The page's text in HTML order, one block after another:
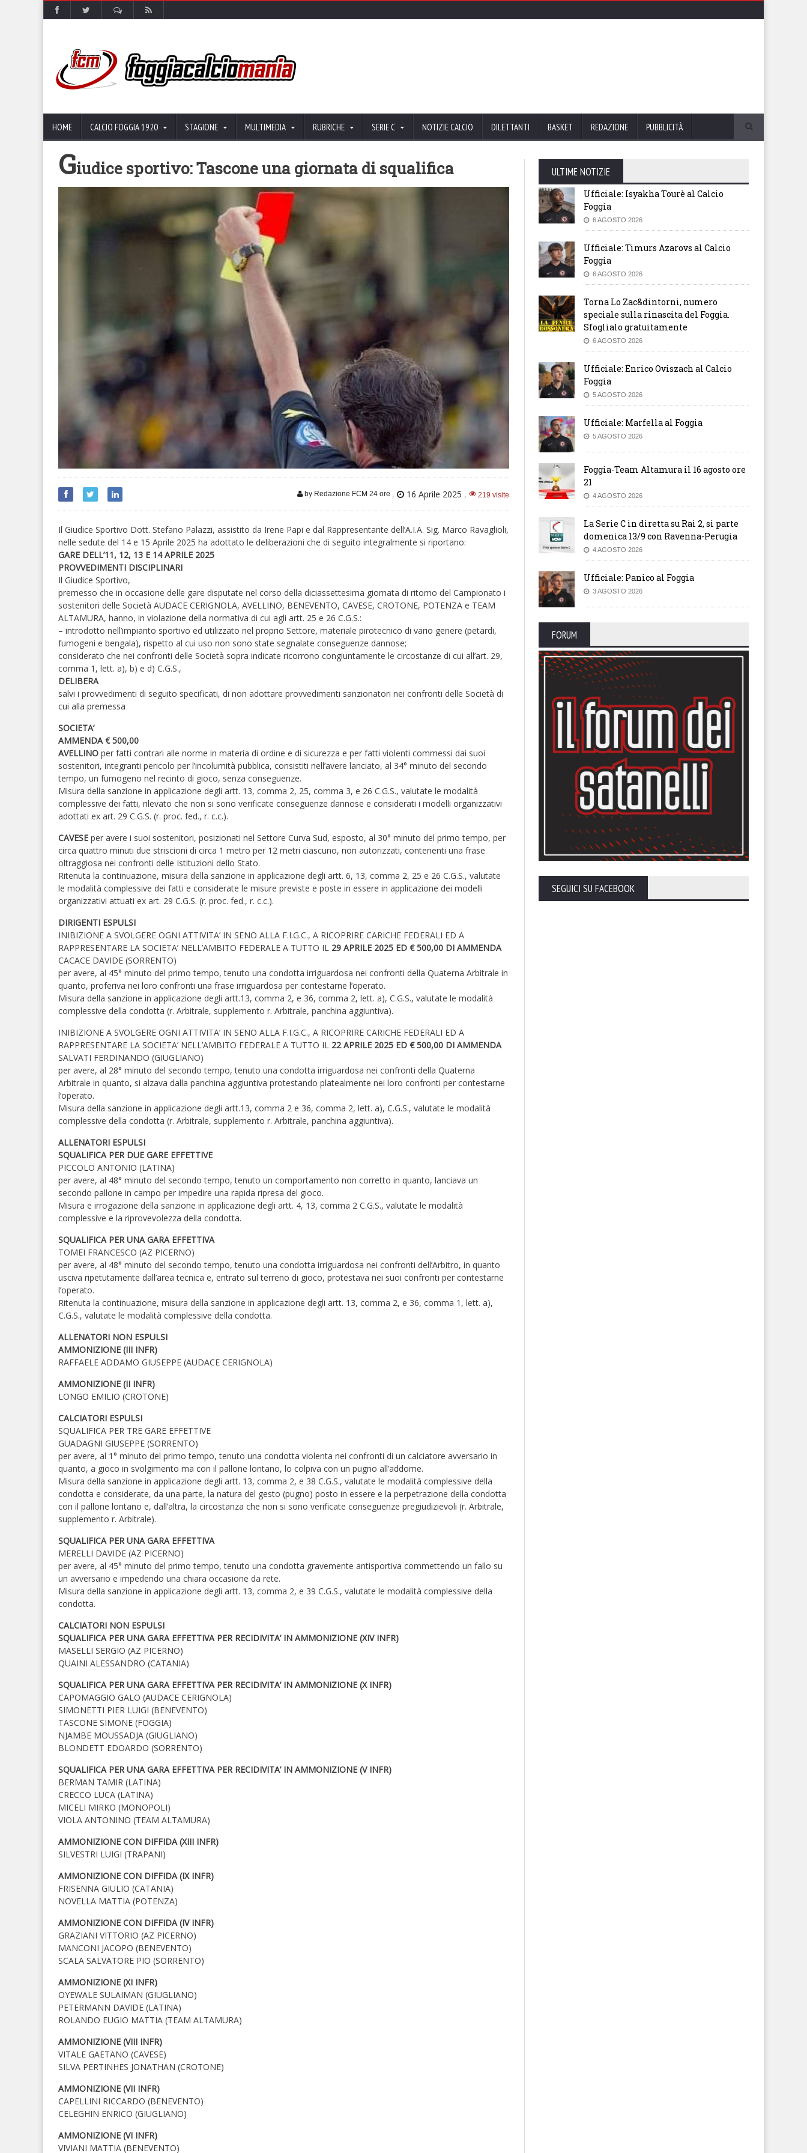
HOME CALCIO FOGGIA 1920 STAGIONE MULTIMEDIA RUBRICHE SERIE C NOTIZIE CALCIO DILETTANTI BASKET REDAZIONE PUBBLICITÀ
Giudice sportivo: Tascone una giornata di squalifica
by Redazione FCM 24 ore , 16 Aprile 2025 , 219 visite
Il Giudice Sportivo Dott. Stefano Palazzi, assistito da Irene Papi e dal Rappresentante dell’A.I.A. Sig. Marco Ravaglioli,
nelle sedute del 14 e 15 Aprile 2025 ha adottato le deliberazioni che di seguito integralmente si riportano:
GARE DELL’11, 12, 13 E 14 APRILE 2025
PROVVEDIMENTI DISCIPLINARI
Il Giudice Sportivo,
premesso che in occasione delle gare disputate nel corso della diciassettesima giornata di ritorno del Campionato i
sostenitori delle Società AUDACE CERIGNOLA, AVELLINO, BENEVENTO, CAVESE, CROTONE, POTENZA e TEAM
ALTAMURA, hanno, in violazione della normativa di cui agli artt. 25 e 26 C.G.S.:
– introdotto nell’impianto sportivo ed utilizzato nel proprio Settore, materiale pirotecnico di vario genere (petardi,
fumogeni e bengala), rispetto al cui uso non sono state segnalate conseguenze dannose;
considerato che nei confronti delle Società sopra indicate ricorrono congiuntamente le circostanze di cui all’art. 29,
comma 1, lett. a), b) e d) C.G.S.,
DELIBERA
salvi i provvedimenti di seguito specificati, di non adottare provvedimenti sanzionatori nei confronti delle Società di
cui alla premessa
SOCIETA’
AMMENDA € 500,00
AVELLINO per fatti contrari alle norme in materia di ordine e di sicurezza e per fatti violenti commessi dai suoi
sostenitori, integranti pericolo per l’incolumità pubblica, consistiti nell’avere lanciato, al 34° minuto del secondo
tempo, un fumogeno nel recinto di gioco, senza conseguenze.
Misura della sanzione in applicazione degli artt. 13, comma 2, 25, comma 3, e 26 C.G.S., valutate le modalità
complessive dei fatti, rilevato che non si sono verificate conseguenze dannose e considerati i modelli organizzativi
adottati ex art. 29 C.G.S. (r. proc. fed., r. c.c.).
CAVESE per avere i suoi sostenitori, posizionati nel Settore Curva Sud, esposto, al 30° minuto del primo tempo, per
circa quattro minuti due striscioni di circa 1 metro per 12 metri ciascuno, non autorizzati, contenenti una frase
oltraggiosa nei confronti delle Istituzioni dello Stato.
Ritenuta la continuazione, misura della sanzione in applicazione degli artt. 6, 13, comma 2, 25 e 26 C.G.S., valutate
le modalità complessive dei fatti e considerate le misure previste e poste in essere in applicazione dei modelli
organizzativi attuati ex art. 29 C.G.S. (r. proc. fed., r. c.c.).
DIRIGENTI ESPULSI
INIBIZIONE A SVOLGERE OGNI ATTIVITA’ IN SENO ALLA F.I.G.C., A RICOPRIRE CARICHE FEDERALI ED A
RAPPRESENTARE LA SOCIETA’ NELL’AMBITO FEDERALE A TUTTO IL 29 APRILE 2025 ED € 500,00 DI AMMENDA
CACACE DAVIDE (SORRENTO)
per avere, al 45° minuto del primo tempo, tenuto una condotta irriguardosa nei confronti della Quaterna Arbitrale in
quanto, proferiva nei loro confronti una frase irriguardosa per contestarne l’operato.
Misura della sanzione in applicazione degli artt.13, comma 2, e 36, comma 2, lett. a), C.G.S., valutate le modalità
complessive della condotta (r. Arbitrale, supplemento r. Arbitrale, panchina aggiuntiva).
INIBIZIONE A SVOLGERE OGNI ATTIVITA’ IN SENO ALLA F.I.G.C., A RICOPRIRE CARICHE FEDERALI ED A
RAPPRESENTARE LA SOCIETA’ NELL’AMBITO FEDERALE A TUTTO IL 22 APRILE 2025 ED € 500,00 DI AMMENDA
SALVATI FERDINANDO (GIUGLIANO)
per avere, al 28° minuto del secondo tempo, tenuto una condotta irriguardosa nei confronti della Quaterna
Arbitrale in quanto, si alzava dalla panchina aggiuntiva protestando platealmente nei loro confronti per contestarne
l’operato.
Misura della sanzione in applicazione degli artt.13, comma 2 e 36, comma 2, lett. a), C.G.S., valutate le modalità
complessive della condotta (r. Arbitrale, supplemento r. Arbitrale, panchina aggiuntiva).
ALLENATORI ESPULSI
SQUALIFICA PER DUE GARE EFFETTIVE
PICCOLO ANTONIO (LATINA)
per avere, al 48° minuto del secondo tempo, tenuto un comportamento non corretto in quanto, lanciava un
secondo pallone in campo per impedire una rapida ripresa del gioco.
Misura e irrogazione della sanzione in applicazione degli artt. 4, 13, comma 2 C.G.S., valutate le modalità
complessive e la riprovevolezza della condotta.
SQUALIFICA PER UNA GARA EFFETTIVA
TOMEI FRANCESCO (AZ PICERNO)
per avere, al 48° minuto del secondo tempo, tenuto una condotta irriguardosa nei confronti dell’Arbitro, in quanto
usciva ripetutamente dall’area tecnica e, entrato sul terreno di gioco, protestava nei suoi confronti per contestarne
l’operato.
Ritenuta la continuazione, misura della sanzione in applicazione degli artt. 13, comma 2, e 36, comma 1, lett. a),
C.G.S., valutate le modalità complessive della condotta.
ALLENATORI NON ESPULSI
AMMONIZIONE (III INFR)
RAFFAELE ADDAMO GIUSEPPE (AUDACE CERIGNOLA)
AMMONIZIONE (II INFR)
LONGO EMILIO (CROTONE)
CALCIATORI ESPULSI
SQUALIFICA PER TRE GARE EFFETTIVE
GUADAGNI GIUSEPPE (SORRENTO)
per avere, al 1° minuto del primo tempo, tenuto una condotta violenta nei confronti di un calciatore avversario in
quanto, a gioco in svolgimento ma con il pallone lontano, lo colpiva con un pugno all’addome.
Misura della sanzione in applicazione degli artt. 13, comma 2, e 38 C.G.S., valutate le modalità complessive della
condotta e considerate, da una parte, la natura del gesto (pugno) posto in essere e la perpetrazione della condotta
con il pallone lontano e, dall’altra, la circostanza che non si sono verificate conseguenze pregiudizievoli (r. Arbitrale,
supplemento r. Arbitrale).
SQUALIFICA PER UNA GARA EFFETTIVA
MERELLI DAVIDE (AZ PICERNO)
per avere, al 45° minuto del primo tempo, tenuto una condotta gravemente antisportiva commettendo un fallo su
un avversario e impedendo una chiara occasione da rete.
Misura della sanzione in applicazione degli artt. 13, comma 2, e 39 C.G.S., valutate le modalità complessive della
condotta.
CALCIATORI NON ESPULSI
SQUALIFICA PER UNA GARA EFFETTIVA PER RECIDIVITA’ IN AMMONIZIONE (XIV INFR)
MASELLI SERGIO (AZ PICERNO)
QUAINI ALESSANDRO (CATANIA)
SQUALIFICA PER UNA GARA EFFETTIVA PER RECIDIVITA’ IN AMMONIZIONE (X INFR)
CAPOMAGGIO GALO (AUDACE CERIGNOLA)
SIMONETTI PIER LUIGI (BENEVENTO)
TASCONE SIMONE (FOGGIA)
NJAMBE MOUSSADJA (GIUGLIANO)
BLONDETT EDOARDO (SORRENTO)
SQUALIFICA PER UNA GARA EFFETTIVA PER RECIDIVITA’ IN AMMONIZIONE (V INFR)
BERMAN TAMIR (LATINA)
CRECCO LUCA (LATINA)
MICELI MIRKO (MONOPOLI)
VIOLA ANTONINO (TEAM ALTAMURA)
AMMONIZIONE CON DIFFIDA (XIII INFR)
SILVESTRI LUIGI (TRAPANI)
AMMONIZIONE CON DIFFIDA (IX INFR)
FRISENNA GIULIO (CATANIA)
NOVELLA MATTIA (POTENZA)
AMMONIZIONE CON DIFFIDA (IV INFR)
GRAZIANI VITTORIO (AZ PICERNO)
MANCONI JACOPO (BENEVENTO)
SCALA SALVATORE PIO (SORRENTO)
AMMONIZIONE (XI INFR)
OYEWALE SULAIMAN (GIUGLIANO)
PETERMANN DAVIDE (LATINA)
ROLANDO EUGIO MATTIA (TEAM ALTAMURA)
AMMONIZIONE (VIII INFR)
VITALE GAETANO (CAVESE)
SILVA PERTINHES JONATHAN (CROTONE)
AMMONIZIONE (VII INFR)
CAPELLINI RICCARDO (BENEVENTO)
CELEGHIN ENRICO (GIUGLIANO)
AMMONIZIONE (VI INFR)
VIVIANI MATTIA (BENEVENTO)
ULTIME NOTIZIE
Ufficiale: Isyakha Tourè al Calcio
Foggia
6 AGOSTO 2026
Ufficiale: Timurs Azarovs al Calcio
Foggia
6 AGOSTO 2026
Torna Lo Zac&dintorni, numero
speciale sulla rinascita del Foggia.
Sfoglialo gratuitamente
6 AGOSTO 2026
Ufficiale: Enrico Oviszach al Calcio
Foggia
5 AGOSTO 2026
Ufficiale: Marfella al Foggia
5 AGOSTO 2026
Foggia-Team Altamura il 16 agosto ore
21
4 AGOSTO 2026
La Serie C in diretta su Rai 2, si parte
domenica 13/9 con Ravenna-Perugia
4 AGOSTO 2026
Ufficiale: Panico al Foggia
3 AGOSTO 2026
FORUM
SEGUICI SU FACEBOOK